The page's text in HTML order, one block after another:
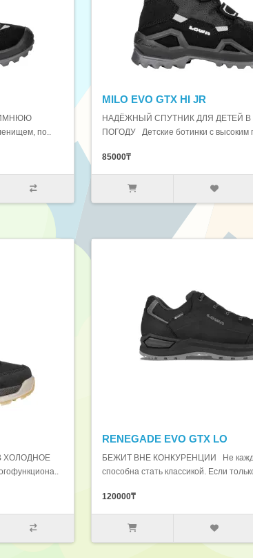
по..
MILO EVO GTX HI JR
НАДЁЖНЫЙ СПУТНИК ДЛЯ ДЕТЕЙ
ПОГОДУ Детские ботинки с высоким
85000₸
ХОЛОДНОЕ
RENEGADE EVO GTX LO
БЕЖИТ ВНЕ КОНКУРЕНЦИИ Не
способна стать классикой. Если
120000₸